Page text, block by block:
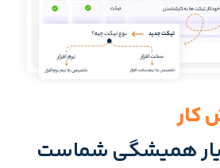
کار
همیشگی شماست